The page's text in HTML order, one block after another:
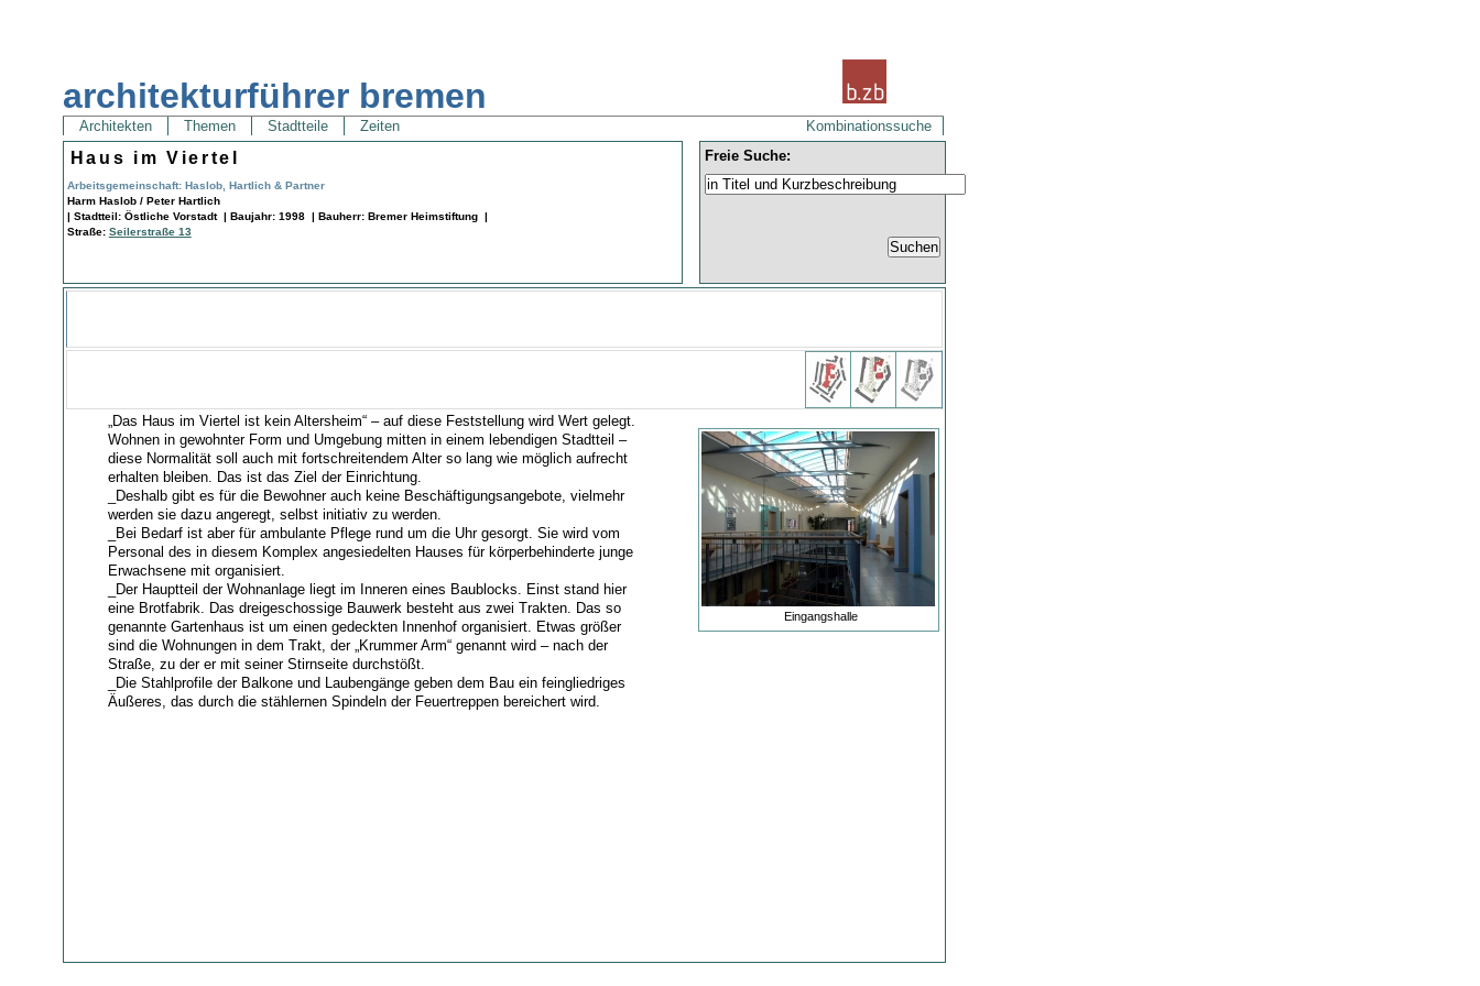
architekturführer bremen
Architekten Themen Stadtteile Zeiten Kombinationssuche
Haus im Viertel
Arbeitsgemeinschaft: Haslob, Hartlich & Partner
Harm Haslob / Peter Hartlich
| Stadtteil: Östliche Vorstadt | Baujahr: 1998 | Bauherr: Bremer Heimstiftung |
Straße: Seilerstraße 13
Freie Suche:
Eingangshalle
„Das Haus im Viertel ist kein Altersheim“ – auf diese Feststellung wird Wert gelegt.
Wohnen in gewohnter Form und Umgebung mitten in einem lebendigen Stadtteil –
diese Normalität soll auch mit fortschreitendem Alter so lang wie möglich aufrecht
erhalten bleiben. Das ist das Ziel der Einrichtung.
_Deshalb gibt es für die Bewohner auch keine Beschäftigungsangebote, vielmehr
werden sie dazu angeregt, selbst initiativ zu werden.
_Bei Bedarf ist aber für ambulante Pflege rund um die Uhr gesorgt. Sie wird vom
Personal des in diesem Komplex angesiedelten Hauses für körperbehinderte junge
Erwachsene mit organisiert.
_Der Hauptteil der Wohnanlage liegt im Inneren eines Baublocks. Einst stand hier
eine Brotfabrik. Das dreigeschossige Bauwerk besteht aus zwei Trakten. Das so
genannte Gartenhaus ist um einen gedeckten Innenhof organisiert. Etwas größer
sind die Wohnungen in dem Trakt, der „Krummer Arm“ genannt wird – nach der
Straße, zu der er mit seiner Stirnseite durchstößt.
_Die Stahlprofile der Balkone und Laubengänge geben dem Bau ein feingliedriges
Äußeres, das durch die stählernen Spindeln der Feuertreppen bereichert wird.